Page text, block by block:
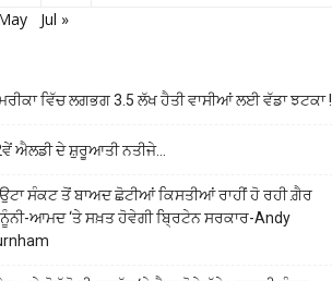
Jul »
ਵਿੱਚ ਲਗਭਗ 3.5 ਲੱਖ ਹੈਤੀ ਵਾਸੀਆਂ ਲਈ ਵੱਡਾ ਝਟਕਾ !
ਐਲਡੀ ਦੇ ਸ਼ੁਰੂਆਤੀ ਨਤੀਜੇ…
ਸੰਕਟ ਤੋਂ ਬਾਅਦ ਛੋਟੀਆਂ ਕਿਸਤੀਆਂ ਰਾਹੀਂ ਹੋ ਰਹੀ ਗ਼ੈਰ
ਆਮਦ ‘ਤੇ ਸਖ਼ਤ ਹੋਵੇਗੀ ਬ੍ਰਿਟੇਨ ਸਰਕਾਰ-Andy